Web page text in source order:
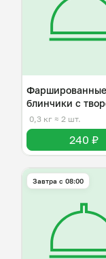
Фаршированные
блинчики с
0,3 кг ≈ 2 шт.
240 ₽
Завтра c 08:00